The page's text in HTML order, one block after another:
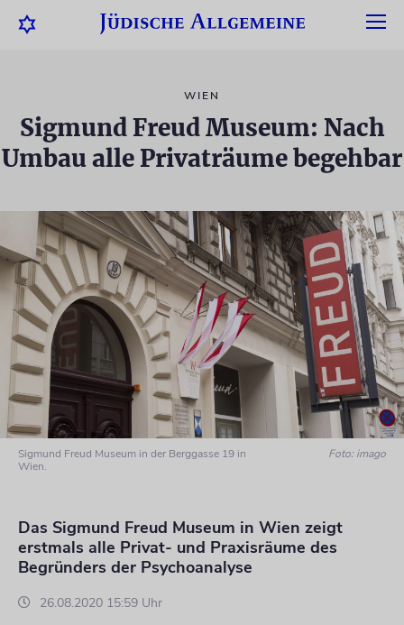
WIEN
Sigmund Freud Museum: Nach
Umbau alle Privaträume begehbar
Sigmund Freud Museum in der Berggasse 19 in
Wien.
Foto: imago
Das Sigmund Freud Museum in Wien zeigt
erstmals alle Privat- und Praxisräume des
Begründers der Psychoanalyse
26.08.2020 15:59 Uhr